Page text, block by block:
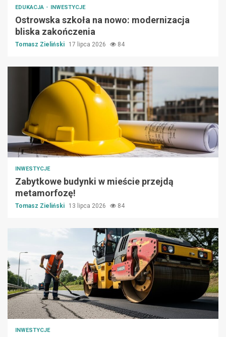
EDUKACJA INWESTYCJE
Ostrowska szkoła na nowo: modernizacja
bliska zakończenia
Tomasz Zieliński 17 lipca 2026 84
INWESTYCJE
Zabytkowe budynki w mieście przejdą
metamorfozę!
Tomasz Zieliński 13 lipca 2026 84
INWESTYCJE